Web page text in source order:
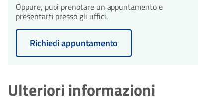
Oppure, puoi prenotare un appuntamento e
presentarti presso gli uffici.
Richiedi appuntamento
Ulteriori informazioni